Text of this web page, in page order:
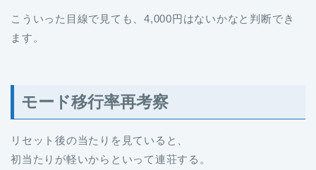
こういった目線で見ても、4,000円はないかなと判断でき
ます。
モード移行率再考察
リセット後の当たりを見ていると、
初当たりが軽いからといって連荘する。